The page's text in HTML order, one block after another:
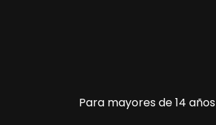
Para mayores de 14 años